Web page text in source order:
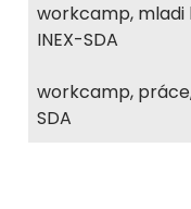
workcamp, mladi
INEX-SDA
workcamp,
SDA